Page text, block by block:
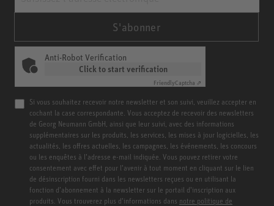
S'abonner
Anti-Robot Verification
Click to start verification
FriendlyCaptcha ⇗
Si vous souhaitez recevoir notre newsletter et son suivi, veuillez accepter en
cochant la case correspondante. Vous acceptez de recevoir des newsletters
de Georg Neumann GmbH, ainsi que leur suivi, avec des informations
supplémentaires sur les produits, les services, les mises à jour logicielles, les
actualités, les offres actuelles, les campagnes, les événements, les concours
ou les enquêtes à l’adresse e-mail indiquée. Vous pouvez retirer votre
consentement avec effet pour l’avenir à tout moment en cliquant sur le lien
de désinscription fourni dans les newsletters reçues ou en utilisant la
fonction d’abonnement à la newsletter sur le portail d’inscription aux
produits. Vous trouverez plus d’informations dans notre politique de